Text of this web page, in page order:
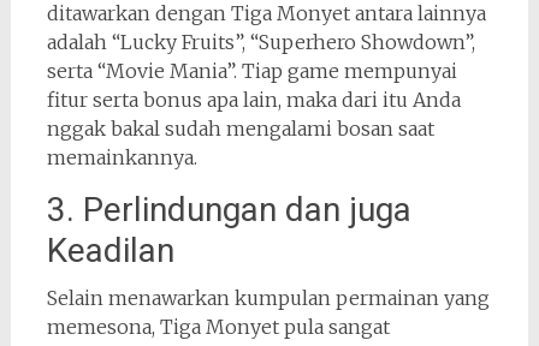
ditawarkan dengan Tiga Monyet antara lainnya
adalah “Lucky Fruits”, “Superhero Showdown”,
serta “Movie Mania”. Tiap game mempunyai
fitur serta bonus apa lain, maka dari itu Anda
nggak bakal sudah mengalami bosan saat
memainkannya.
3. Perlindungan dan juga
Keadilan
Selain menawarkan kumpulan permainan yang
memesona, Tiga Monyet pula sangat